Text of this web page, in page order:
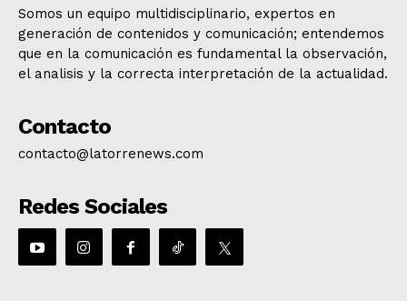
Somos un equipo multidisciplinario, expertos en
generación de contenidos y comunicación; entendemos
que en la comunicación es fundamental la observación,
el analisis y la correcta interpretación de la actualidad.
Contacto
contacto@latorrenews.com
Redes Sociales